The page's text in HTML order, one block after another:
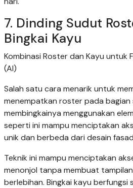
7. Dinding Sudut
Bingkai Kayu
Kombinasi Roster dan Kayu untuk
(AI)
Salah satu cara menarik untuk
menempatkan roster pada bagian
membingkainya menggunakan
seperti ini mampu menciptakan
unik dan berbeda dari desain
Teknik ini mampu menciptakan
menonjol tanpa membuat
berlebihan. Bingkai kayu berfungsi